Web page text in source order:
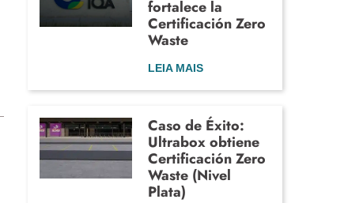
fortalece la
Certificación Zero
Waste
LEIA MAIS
Caso de Éxito:
Ultrabox obtiene
Certificación Zero
Waste (Nivel
Plata)